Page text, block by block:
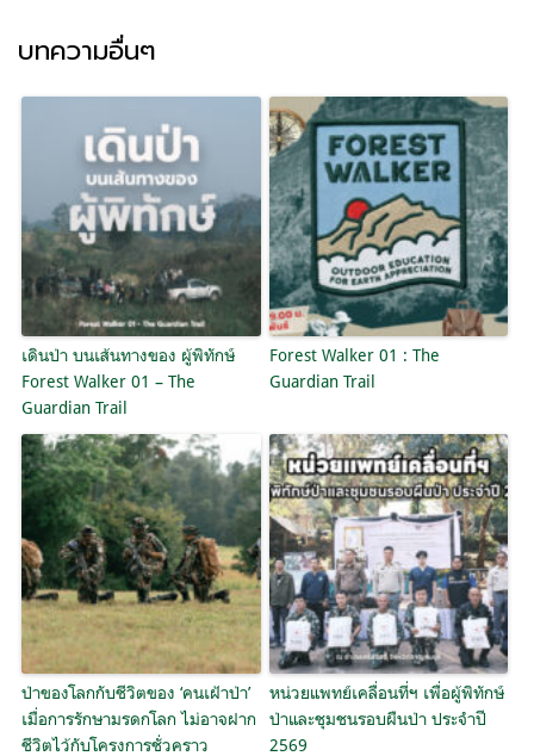
บทความอื่นๆ
เดินป่า บนเส้นทางของ ผู้พิทักษ์
Forest Walker 01 – The
Guardian Trail
Forest Walker 01 : The
Guardian Trail
ป่าของโลกกับชีวิตของ ‘คนเฝ้าป่า’
เมื่อการรักษามรดกโลก ไม่อาจฝาก
ชีวิตไว้กับโครงการชั่วคราว
หน่วยแพทย์เคลื่อนที่ฯ เพื่อผู้พิทักษ์
ป่าและชุมชนรอบผืนป่า ประจำปี
2569